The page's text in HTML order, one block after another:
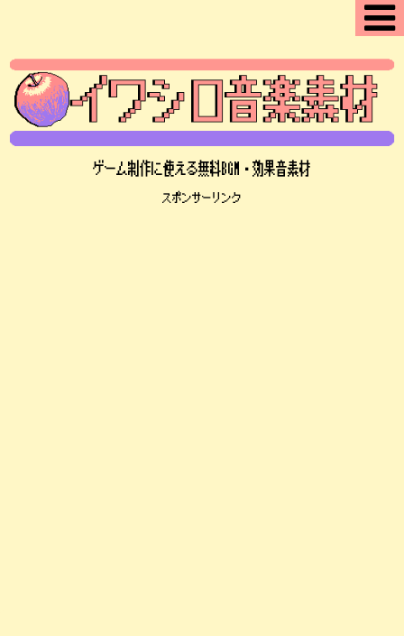
ゲーム制作に使える無料BGM・効果音素材
スポンサーリンク